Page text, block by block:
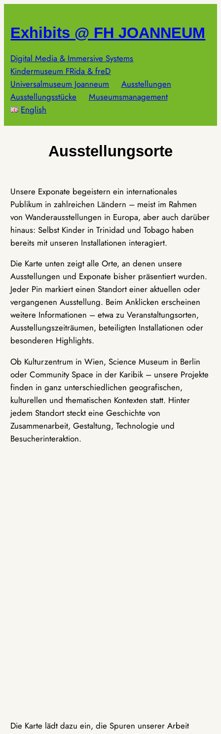
springen
Exhibits @ FH JOANNEUM
Digital Media & Immersive Systems
Kindermuseum FRida & freD
Universalmuseum Joanneum
Ausstellungen
Ausstellungsstücke
Museumsmanagement
English
Ausstellungsorte
Unsere Exponate begeistern ein internationales
Publikum in zahlreichen Ländern – meist im Rahmen
von Wanderausstellungen in Europa, aber auch darüber
hinaus: Selbst Kinder in Trinidad und Tobago haben
bereits mit unseren Installationen interagiert.
Die Karte unten zeigt alle Orte, an denen unsere
Ausstellungen und Exponate bisher präsentiert wurden.
Jeder Pin markiert einen Standort einer aktuellen oder
vergangenen Ausstellung. Beim Anklicken erscheinen
weitere Informationen – etwa zu Veranstaltungsorten,
Ausstellungszeiträumen, beteiligten Installationen oder
besonderen Highlights.
Ob Kulturzentrum in Wien, Science Museum in Berlin
oder Community Space in der Karibik – unsere Projekte
finden in ganz unterschiedlichen geografischen,
kulturellen und thematischen Kontexten statt. Hinter
jedem Standort steckt eine Geschichte von
Zusammenarbeit, Gestaltung, Technologie und
Besucherinteraktion.
Die Karte lädt dazu ein, die Spuren unserer Arbeit